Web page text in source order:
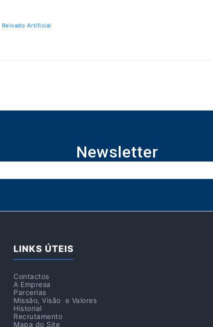
Relvado Artificial
Newsletter
LINKS ÚTEIS
Contactos
A Empresa
Parcerias
Missão, Visão e Valores
Historial
Recrutamento
Mapa do Site